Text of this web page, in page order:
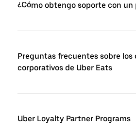
¿Cómo obtengo soporte con
Preguntas frecuentes sobre los
corporativos de Uber Eats
Uber Loyalty Partner Programs